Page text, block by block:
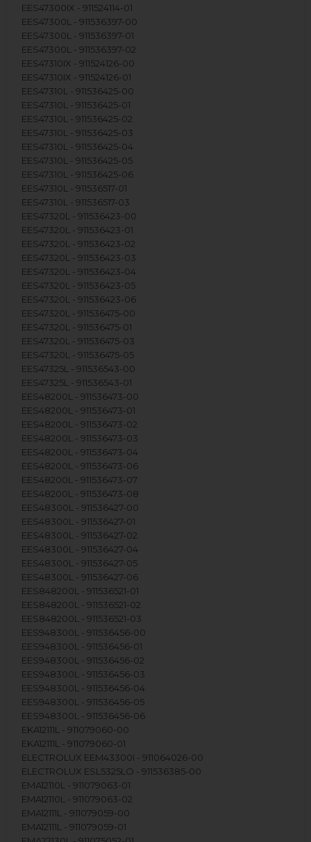
EES47300IX - 911524114-01
EES47300L - 911536397-00
EES47300L - 911536397-01
EES47300L - 911536397-02
EES47310IX - 911524126-00
EES47310IX - 911524126-01
EES47310L - 911536425-00
EES47310L - 911536425-01
EES47310L - 911536425-02
EES47310L - 911536425-03
EES47310L - 911536425-04
EES47310L - 911536425-05
EES47310L - 911536425-06
EES47310L - 911536517-01
EES47310L - 911536517-03
EES47320L - 911536423-00
EES47320L - 911536423-01
EES47320L - 911536423-02
EES47320L - 911536423-03
EES47320L - 911536423-04
EES47320L - 911536423-05
EES47320L - 911536423-06
EES47320L - 911536475-00
EES47320L - 911536475-01
EES47320L - 911536475-03
EES47320L - 911536475-05
EES47325L - 911536543-00
EES47325L - 911536543-01
EES48200L - 911536473-00
EES48200L - 911536473-01
EES48200L - 911536473-02
EES48200L - 911536473-03
EES48200L - 911536473-04
EES48200L - 911536473-06
EES48200L - 911536473-07
EES48200L - 911536473-08
EES48300L - 911536427-00
EES48300L - 911536427-01
EES48300L - 911536427-02
EES48300L - 911536427-04
EES48300L - 911536427-05
EES48300L - 911536427-06
EES848200L - 911536521-01
EES848200L - 911536521-02
EES848200L - 911536521-03
EES948300L - 911536456-00
EES948300L - 911536456-01
EES948300L - 911536456-02
EES948300L - 911536456-03
EES948300L - 911536456-04
EES948300L - 911536456-05
EES948300L - 911536456-06
EKA12111L - 911079060-00
EKA12111L - 911079060-01
ELECTROLUX EEM43300I - 911064026-00
ELECTROLUX ESL5325LO - 911536385-00
EMA12110L - 911079063-01
EMA12110L - 911079063-02
EMA12111L - 911079059-00
EMA12111L - 911079059-01